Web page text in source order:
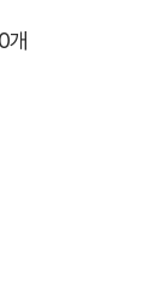
개